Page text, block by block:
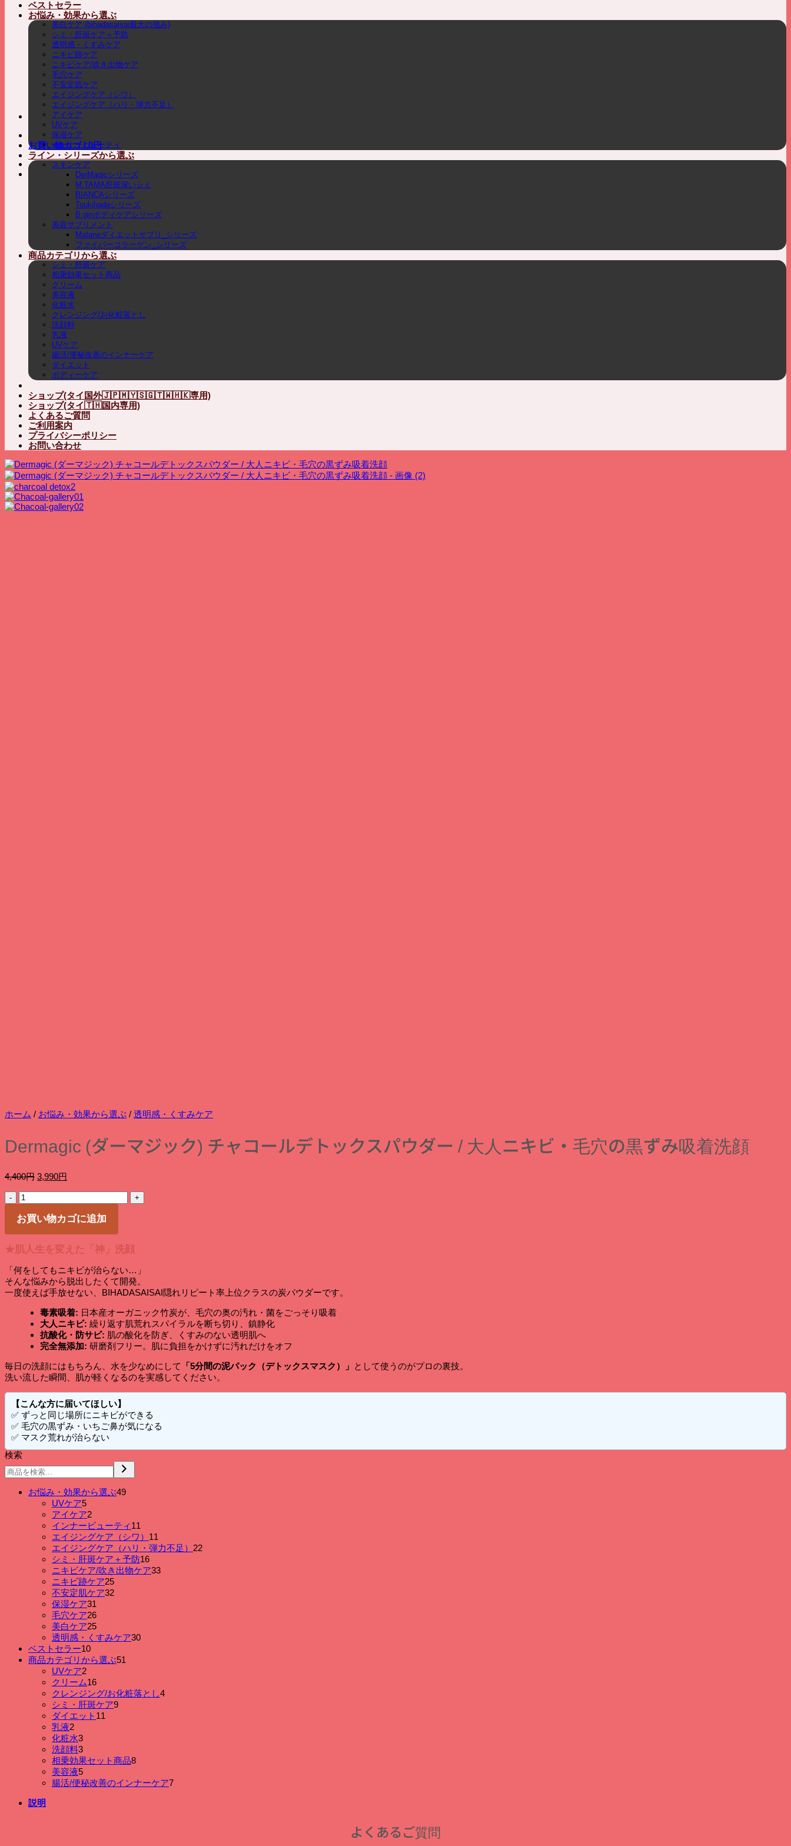
お買い物カゴ /0円
ベストセラー
お悩み・効果から選ぶ
美白ケア (bihadasaisai最大の強み)
シミ・肝斑ケア＋予防
透明感・くすみケア
ニキビ跡ケア
ニキビケア/吹き出物ケア
毛穴ケア
不安定肌ケア
エイジングケア（シワ）
エイジングケア（ハリ・弾力不足）
アイケア
UVケア
保湿ケア
インナービューティ
ライン・シリーズから選ぶ
スキンケア
DerMagicシリーズ
M.TAMA肝斑深いシミ
BIANCAシリーズ
Toukihadaシリーズ
B.ginボディケアシリーズ
美容サプリメント
Mataneダイエットサプリ_シリーズ
ファイバーコラーゲン_シリーズ
商品カテゴリから選ぶ
シミ・肝斑ケア
相乗効果セット商品
クリーム
美容液
化粧水
クレンジング/お化粧落とし
洗顔料
乳液
UVケア
腸活/便秘改善のインナーケア
ダイエット
ボディーケア
ショップ(タイ国外🇯🇵🇲🇾🇸🇬🇹🇼🇭🇰専用)
ショップ(タイ🇹🇭国内専用)
よくあるご質問
ご利用案内
プライバシーポリシー
お問い合わせ
ホーム / お悩み・効果から選ぶ / 透明感・くすみケア
Dermagic (ダーマジック) チャコールデトックスパウダー / 大人ニキビ・毛穴の黒ずみ吸着洗顔
4,400円 元
は
円
で
た。
3,990円
格
3,990
円
す。
Dermagic
(ダ
ー
ッ
チ
ャ
コ
ク
ス
パ
ウ
ダ
ー
大
人
ニ
キ
毛
お買い物カゴに追加
★肌人生を変えた「神」洗顔
「何をしてもニキビが治らない…」
そんな悩みから脱出したくて開発。
一度使えば手放せない、BIHADASAISAI隠れリピート率上位クラスの炭パウダーです。
毒素吸着: 日本産オーガニック竹炭が、毛穴の奥の汚れ・菌をごっそり吸着
大人ニキビ: 繰り返す肌荒れスパイラルを断ち切り、鎮静化
抗酸化・防サビ: 肌の酸化を防ぎ、くすみのない透明肌へ
完全無添加: 研磨剤フリー。肌に負担をかけずに汚れだけをオフ
毎日の洗顔にはもちろん、水を少なめにして 「5分間の泥パック（デトックスマスク）」 として使うのがプロの裏技。
洗い流した瞬間、肌が軽くなるのを実感してください。
【こんな方に届いてほしい】
✅ ずっと同じ場所にニキビができる
✅ 毛穴の黒ずみ・いちご鼻が気になる
✅ マスク荒れが治らない
検索
お悩み・効果から選ぶ4949
商
品
UVケア55
個
の
商
品
アイケア22
個
の
商
品
インナービューティ 11
個
の
商
品
エイジングケア（シワ） 11
個
商
エイジングケア（ハリ・弾力不足） 2222
シミ・肝斑ケア＋予防1616
個
ニキビケア/吹き出物ケア3333
ニキビ跡ケア2525
個
不安定肌ケア3232
品
保湿ケア31
個
の
商
毛穴ケア2626
個
の
品
美白ケア2525
個
商
透明感・くすみケア3030
ベストセラー1010
個
商
品
商品カテゴリから選ぶ51
商
UVケア22
個
の
商
品
クリーム1616
個
の
商
クレンジング/お化粧落とし44
シミ・肝斑ケア99
ダイエット 11
品
乳液22
個
の
商
品
化粧水33
個
の
商
品
洗顔料33
個
の
商
相乗効果セット商品88
の
美容液55
個
腸活/便秘改善のインナーケア77
説明
よくあるご質問